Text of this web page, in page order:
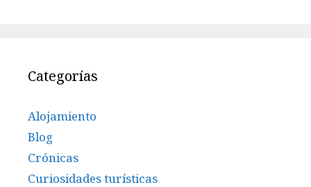
Categorías
Alojamiento
Blog
Crónicas
Curiosidades turísticas